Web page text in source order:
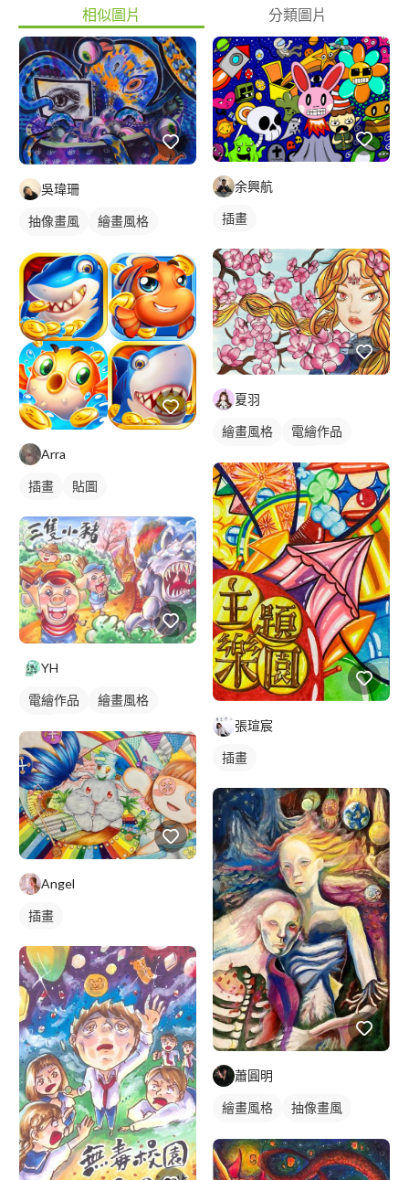
相似圖片 分類圖片
吳瑋珊
抽像畫風
繪畫風格
插畫畫作
Arra
插畫 貼圖
YH
電繪作品
繪畫風格
插畫
Angel
插畫
余興航
插畫
夏羽
繪畫風格
電繪作品
人物插畫
張瑄宸
插畫
蕭圓明
繪畫風格
抽像畫風
插畫畫作